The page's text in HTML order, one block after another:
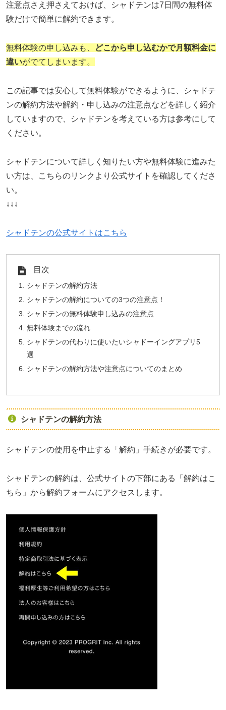
注意点さえ押さえておけば、シャドテンは7日間の無料体
験だけで簡単に解約できます。
無料体験の申し込みも、
どこから申し込むかで月額料金に
違いがでてしまいます。
この記事では安心して無料体験ができるように、シャドテ
ンの解約方法や解約・申し込みの注意点などを詳しく紹介
していますので、シャドテンを考えている方は参考にして
ください。
シャドテンについて詳しく知りたい方や無料体験に進みた
い方は、こちらのリンクより公式サイトを確認してくださ
い。
↓↓↓
シャドテンの公式サイトはこちら
目次
シャドテンの解約方法
シャドテンの解約についての3つの注意点！
シャドテンの無料体験申し込みの注意点
無料体験までの流れ
シャドテンの代わりに使いたいシャドーイングアプリ5
選
シャドテンの解約方法や注意点についてのまとめ
シャドテンの解約方法
シャドテンの使用を中止する「解約」手続きが必要です。
シャドテンの解約は、公式サイトの下部にある「解約はこ
ちら」から解約フォームにアクセスします。